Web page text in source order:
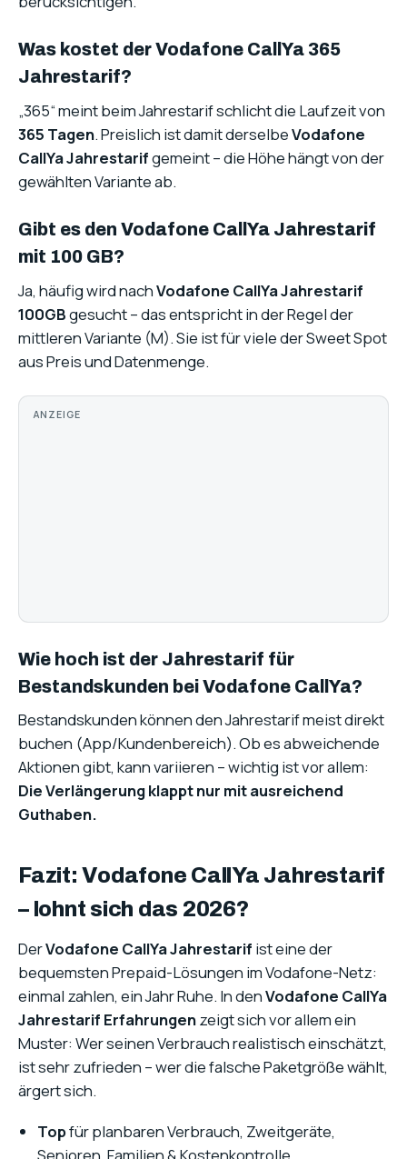
Was kostet der Vodafone CallYa 365
Jahrestarif?
„365“ meint beim Jahrestarif schlicht die Laufzeit von
365 Tagen. Preislich ist damit derselbeVodafone
CallYa Jahrestarifgemeint – die Höhe hängt von der
gewählten Variante ab.
Gibt es den Vodafone CallYa Jahrestarif
mit 100 GB?
Ja, häufig wird nachVodafone CallYa Jahrestarif
100GBgesucht – das entspricht in der Regel der
mittleren Variante (M). Sie ist für viele der Sweet Spot
aus Preis und Datenmenge.
ANZEIGE
Wie hoch ist der Jahrestarif für
Bestandskunden bei Vodafone CallYa?
Bestandskunden können den Jahrestarif meist direkt
buchen (App/Kundenbereich). Ob es abweichende
Aktionen gibt, kann variieren – wichtig ist vor allem:
Die Verlängerung klappt nur mit ausreichend
Guthaben.
Fazit: Vodafone CallYa Jahrestarif
– lohnt sich das 2026?
DerVodafone CallYa Jahrestarif ist eine der
bequemsten Prepaid-Lösungen im Vodafone-Netz:
einmal zahlen, ein Jahr Ruhe. In denVodafone CallYa
Jahrestarif Erfahrungenzeigt sich vor allem ein
Muster: Wer seinen Verbrauch realistisch einschätzt,
ist sehr zufrieden – wer die falsche Paketgröße wählt,
ärgert sich.
Topfür planbaren Verbrauch, Zweitgeräte,
Senioren, Familien & Kostenkontrolle